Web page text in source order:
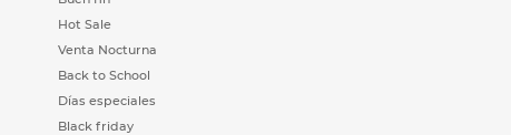
Hot Sale
Venta Nocturna
Back to School
Días especiales
Black friday